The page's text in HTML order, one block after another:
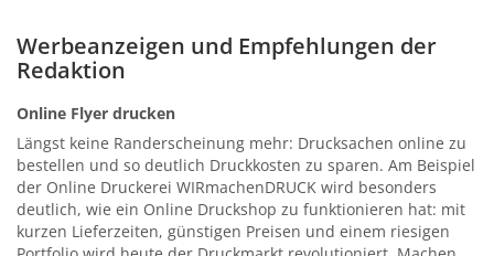
Werbeanzeigen und Empfehlungen der
Redaktion
Online Flyer drucken
Längst keine Randerscheinung mehr: Drucksachen online zu
bestellen und so deutlich Druckkosten zu sparen. Am Beispiel
der Online Druckerei WIRmachenDRUCK wird besonders
deutlich, wie ein Online Druckshop zu funktionieren hat: mit
kurzen Lieferzeiten, günstigen Preisen und einem riesigen